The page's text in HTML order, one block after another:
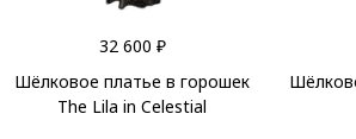
32 600 ₽
Шёлковое платье в горошек
The Lila in Celestial